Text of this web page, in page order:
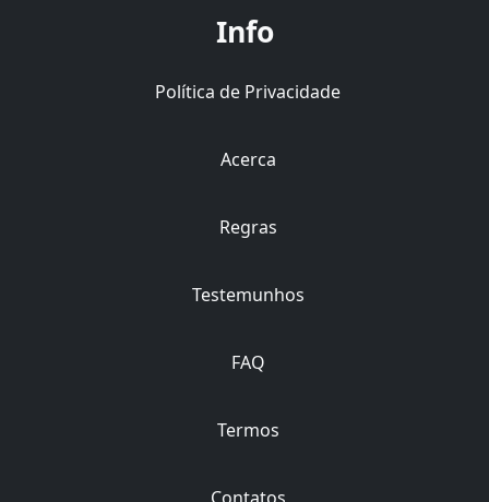
Info
Política de Privacidade
Acerca
Regras
Testemunhos
FAQ
Termos